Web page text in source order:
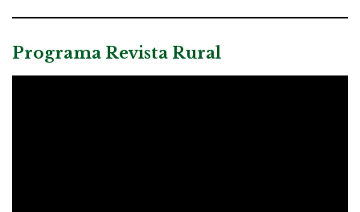
Programa Revista Rural